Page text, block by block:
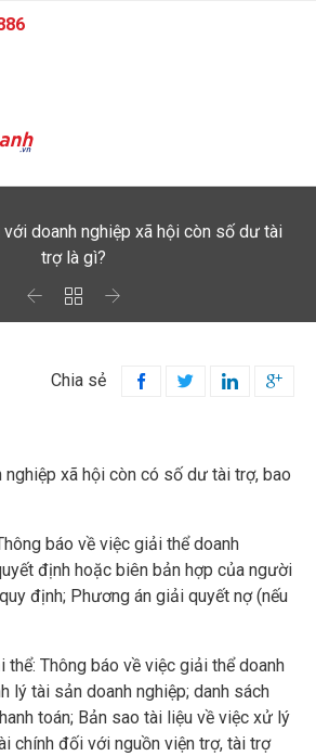
doanh nghiệp xã hội còn số dư tài
trợ là gì?
  
Chia sẻ    
xã hội còn có số dư tài trợ, bao
báo về việc giải thể doanh
định hoặc biên bản hợp của người
định; Phương án giải quyết nợ (nếu
Thông báo về việc giải thể doanh
lý tài sản doanh nghiệp; danh sách
toán; Bản sao tài liệu về việc xử lý
chính đối với nguồn viện trợ, tài trợ